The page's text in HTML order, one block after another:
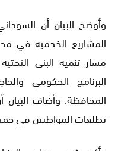
وأوضح البيان أن
المشاريع الخدمية في
مسار تنمية البنى
البرنامج الحكومي
المحافظة. وأضاف
تطلعات المواطنين في